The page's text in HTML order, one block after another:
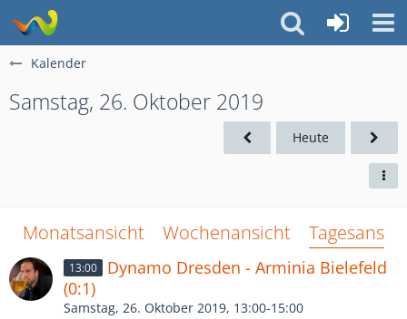
Kalender
Samstag, 26. Oktober 2019
Heute
Monatsansicht Wochenansicht
13:00
Dynamo Dresden - Arminia Bielefeld
(0:1)
Samstag, 26. Oktober 2019, 13:00-15:00